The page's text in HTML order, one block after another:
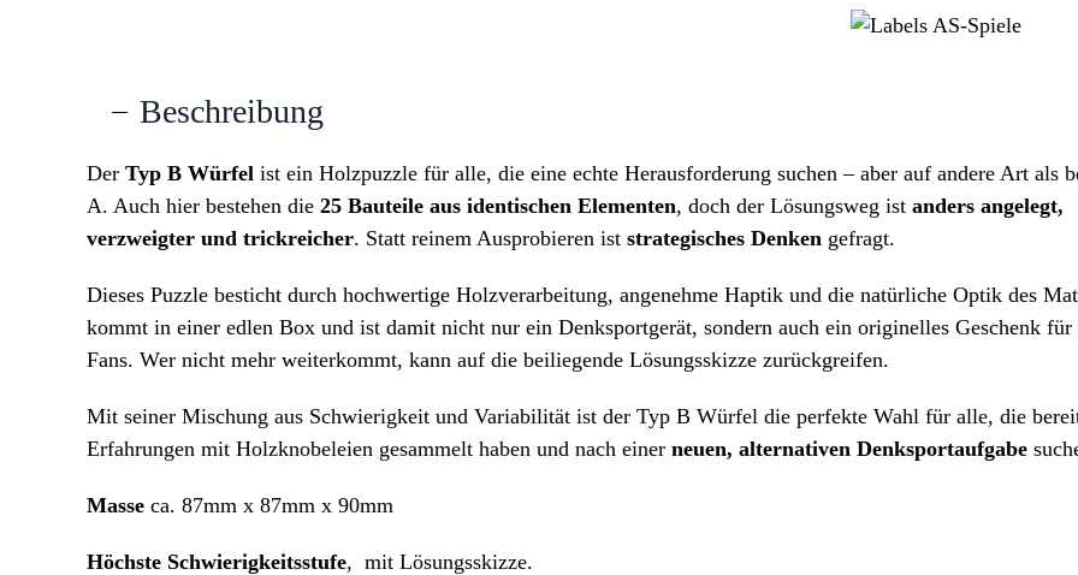
für
Beschreibung
Der Typ B Würfel ist ein Holzpuzzle für alle, die eine echte Herausforderung suchen – aber auf andere Art als
A. Auch hier bestehen die 25 Bauteile aus identischen Elementen, doch der Lösungsweg ist anders angelegt,
verzweigter und trickreicher. Statt reinem Ausprobieren ist strategisches Denken gefragt.
Dieses Puzzle besticht durch hochwertige Holzverarbeitung, angenehme Haptik und die natürliche Optik des
kommt in einer edlen Box und ist damit nicht nur ein Denksportgerät, sondern auch ein originelles Geschenk für
Fans. Wer nicht mehr weiterkommt, kann auf die beiliegende Lösungsskizze zurückgreifen.
Mit seiner Mischung aus Schwierigkeit und Variabilität ist der Typ B Würfel die perfekte Wahl für alle, die
Erfahrungen mit Holzknobeleien gesammelt haben und nach einer neuen, alternativen Denksportaufgabe
Masse ca. 87mm x 87mm x 90mm
Höchste Schwierigkeitsstufe, mit Lösungsskizze.